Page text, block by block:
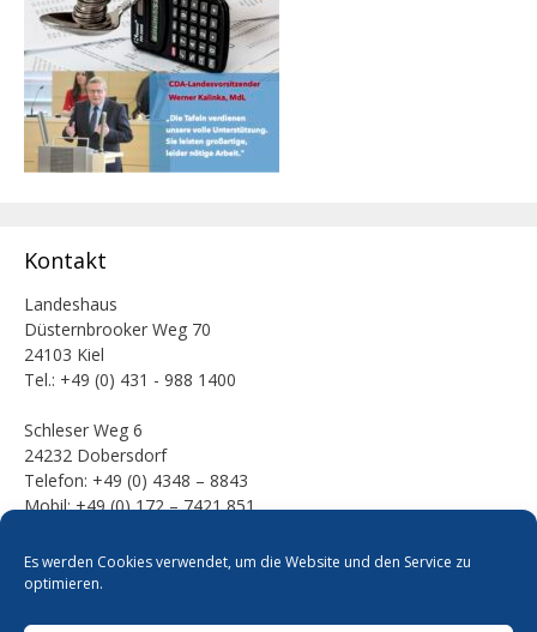
Es werden Cookies verwendet, um die Website und den Service zu
optimieren.
Kontakt
Landeshaus
Düsternbrooker Weg 70
24103 Kiel
Tel.: +49 (0) 431 - 988 1400
Schleser Weg 6
24232 Dobersdorf
Telefon: +49 (0) 4348 – 8843
Mobil: +49 (0) 172 – 7421 851
E-Mail:
mail [at] werner-kalinka [dot] de